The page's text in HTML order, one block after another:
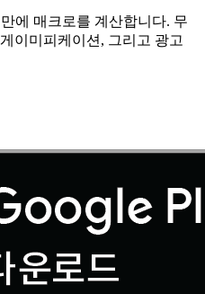
에 매크로를 계산합니다. 무
이미피케이션, 그리고 광고